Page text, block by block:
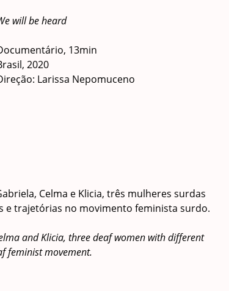
will be heard
13min
2020
Larissa Nepomuceno
Celma e Klicia, três mulheres surdas
e trajetórias no movimento feminista surdo.
and Klicia, three deaf women with different
feminist movement.